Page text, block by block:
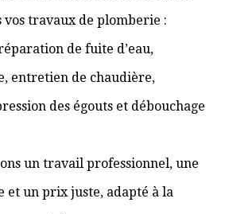
travaux de plomberie :
de fuite d’eau,
entretien de chaudière,
des égouts et débouchage
un travail professionnel, une
et un prix juste, adapté à la